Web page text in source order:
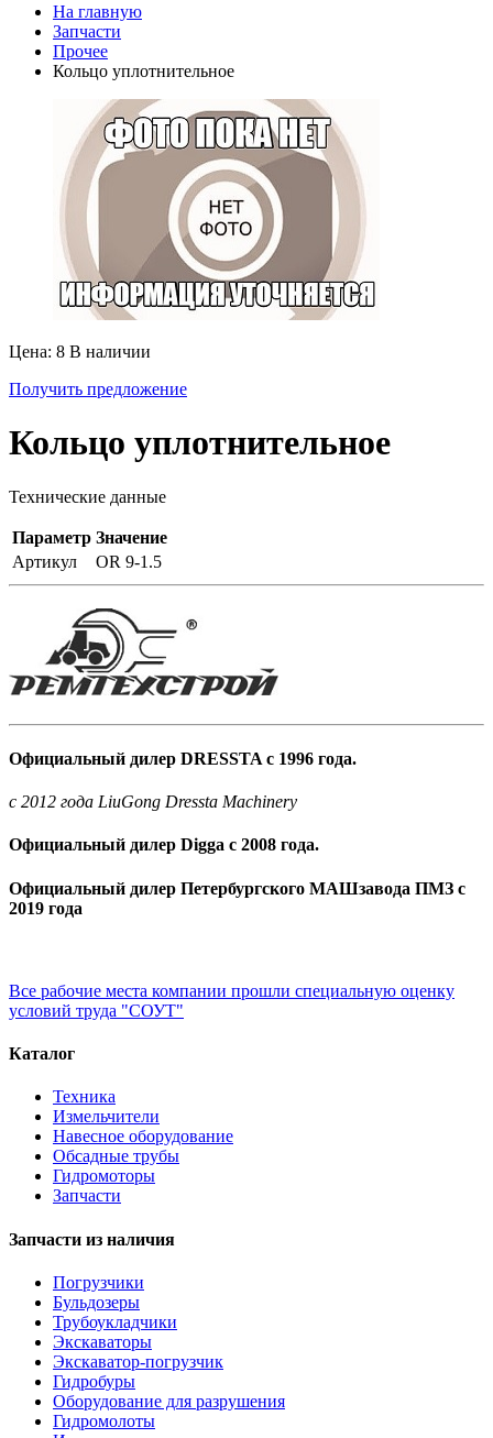
На главную
Запчасти
Прочее
Кольцо уплотнительное
Цена: 8 В наличии
Получить предложение
Кольцо уплотнительное
Технические данные
Параметр Значение
Артикул
OR 9-1.5
Официальный дилер DRESSTA с 1996 года.
c 2012 года LiuGong Dressta Machinery
Официальный дилер Digga с 2008 года.
Официальный дилер Петербургского МАШзавода ПМЗ с
2019 года
Все рабочие места компании прошли специальную оценку
условий труда "СОУТ"
Каталог
Техника
Измельчители
Навесное оборудование
Обсадные трубы
Гидромоторы
Запчасти
Запчасти из наличия
Погрузчики
Бульдозеры
Трубоукладчики
Экскаваторы
Экскаватор-погрузчик
Гидробуры
Оборудование для разрушения
Гидромолоты